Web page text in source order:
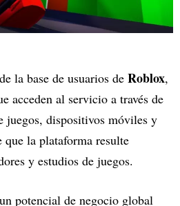
la base de usuarios de Roblox,
acceden al servicio a través de
juegos, dispositivos móviles y
que la plataforma resulte
y estudios de juegos.
potencial de negocio global